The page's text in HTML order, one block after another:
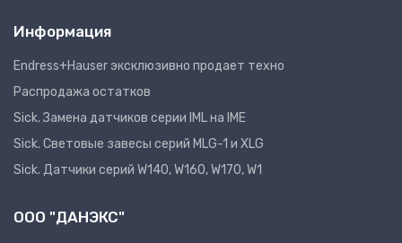
Информация
Endress+Hauser эксклюзивно продает техно
Распродажа остатков
Sick. Замена датчиков серии IML на IME
Sick. Световые завесы серий MLG-1 и XLG
Sick. Датчики серий W140, W160, W170, W1
ООО "ДАНЭКС"